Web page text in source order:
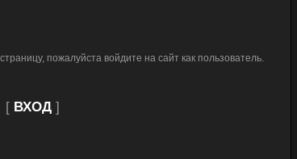
пожалуйста войдите на сайт как пользователь.
[ ВХОД]